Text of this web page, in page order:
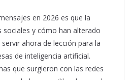
en 2026 es que la
sociales y cómo han alterado
ahora de lección para la
de inteligencia artificial.
que surgieron con las redes